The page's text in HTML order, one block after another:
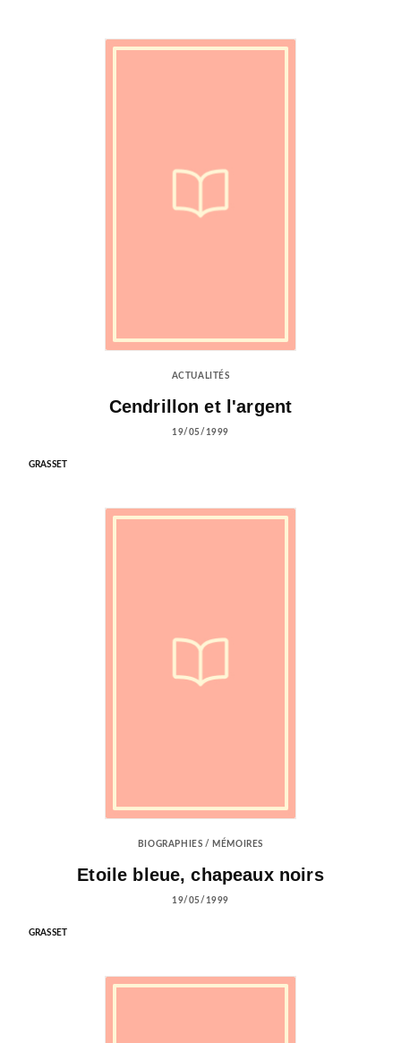
ACTUALITÉS
Cendrillon et l'argent
19/05/1999
GRASSET
BIOGRAPHIES / MÉMOIRES
Etoile bleue, chapeaux noirs
19/05/1999
GRASSET